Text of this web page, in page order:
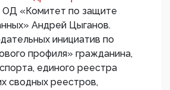
ОД «Комитет по защите
Андрей Цыганов.
инициатив по
профиля» гражданина,
единого реестра
сводных реестров,